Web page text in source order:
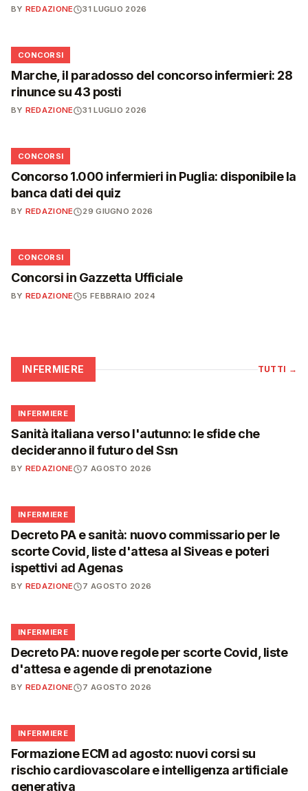
BY REDAZIONE 31 LUGLIO 2026
📋
CONCORSI
Marche, il paradosso del concorso infermieri: 28
rinunce su 43 posti
BY REDAZIONE 31 LUGLIO 2026
📋
CONCORSI
Concorso 1.000 infermieri in Puglia: disponibile la
banca dati dei quiz
BY REDAZIONE 29 GIUGNO 2026
📋
CONCORSI
Concorsi in Gazzetta Ufficiale
BY REDAZIONE 5 FEBBRAIO 2024
INFERMIERE TUTTI →
🩺
INFERMIERE
Sanità italiana verso l'autunno: le sfide che
decideranno il futuro del Ssn
BY REDAZIONE 7 AGOSTO 2026
🩺
INFERMIERE
Decreto PA e sanità: nuovo commissario per le
scorte Covid, liste d'attesa al Siveas e poteri
ispettivi ad Agenas
BY REDAZIONE 7 AGOSTO 2026
🩺
INFERMIERE
Decreto PA: nuove regole per scorte Covid, liste
d'attesa e agende di prenotazione
BY REDAZIONE 7 AGOSTO 2026
🩺
INFERMIERE
Formazione ECM ad agosto: nuovi corsi su
rischio cardiovascolare e intelligenza artificiale
generativa